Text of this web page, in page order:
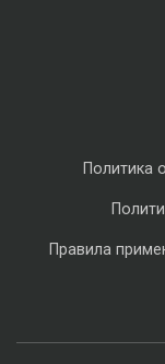
Политика
Правила